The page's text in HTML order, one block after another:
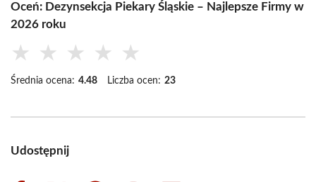
Oceń: Dezynsekcja Piekary Śląskie – Najlepsze Firmy w
2026 roku
★ ★ ★ ★ ★
Średnia ocena: 4.48 Liczba ocen: 23
Udostępnij